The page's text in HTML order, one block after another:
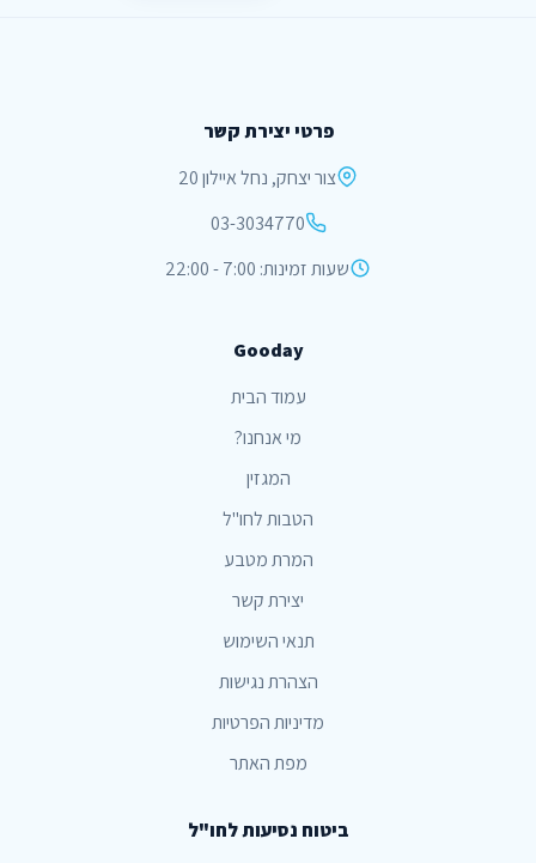
פרטי יצירת קשר
צור יצחק, נחל איילון 20
03-3034770
שעות זמינות: 7:00 - 22:00
Gooday
עמוד הבית
מי אנחנו?
המגזין
הטבות לחו"ל
המרת מטבע
יצירת קשר
תנאי השימוש
הצהרת נגישות
מדיניות הפרטיות
מפת האתר
ביטוח נסיעות לחו"ל